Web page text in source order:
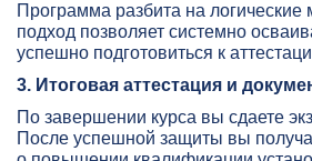
Программа разбита на логические
подход позволяет системно
успешно подготовиться к
3. Итоговая аттестация и
По завершении курса вы сдаете
После успешной защиты вы